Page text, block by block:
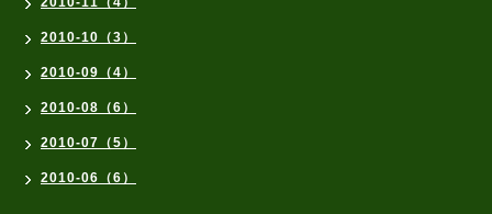
2010-10（3）
2010-09（4）
2010-08（6）
2010-07（5）
2010-06（6）